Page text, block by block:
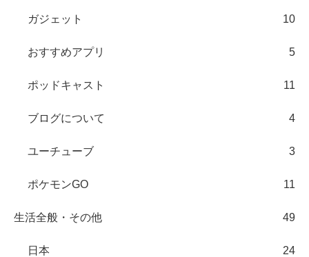
ガジェット 10
おすすめアプリ 5
ポッドキャスト 11
ブログについて 4
ユーチューブ 3
ポケモンGO 11
生活全般・その他 49
日本 24